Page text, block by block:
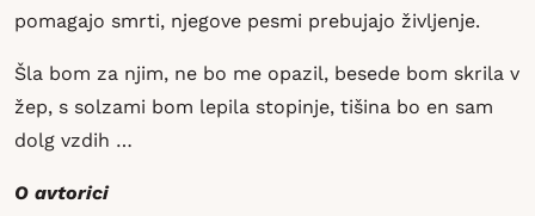
pomagajo smrti, njegove pesmi prebujajo življenje.
Šla bom za njim, ne bo me opazil, besede bom skrila v
žep, s solzami bom lepila stopinje, tišina bo en sam
dolg vzdih …
O avtorici